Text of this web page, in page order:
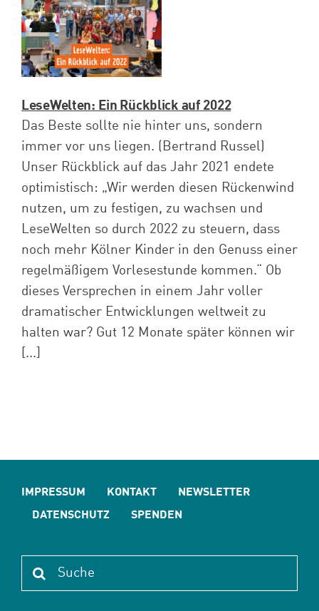
Projekte
LeseWelten: Ein Rückblick auf 2022
Das Beste sollte nie hinter uns, sondern
immer vor uns liegen. (Bertrand Russel)
Unser Rückblick auf das Jahr 2021 endete
optimistisch: „Wir werden diesen Rückenwind
nutzen, um zu festigen, zu wachsen und
LeseWelten so durch 2022 zu steuern, dass
noch mehr Kölner Kinder in den Genuss einer
regelmäßigem Vorlesestunde kommen.“ Ob
dieses Versprechen in einem Jahr voller
dramatischer Entwicklungen weltweit zu
halten war? Gut 12 Monate später können wir
[...]
IMPRESSUM KONTAKT
NEWSLETTER
DATENSCHUTZ
SPENDEN
Suche